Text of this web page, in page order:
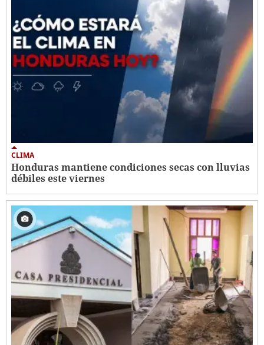
CLIMA
Honduras mantiene condiciones secas con lluvias
débiles este viernes